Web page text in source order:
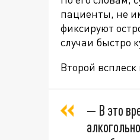
пациенты, не
фиксируют
случаи быстро
Второй
— В это